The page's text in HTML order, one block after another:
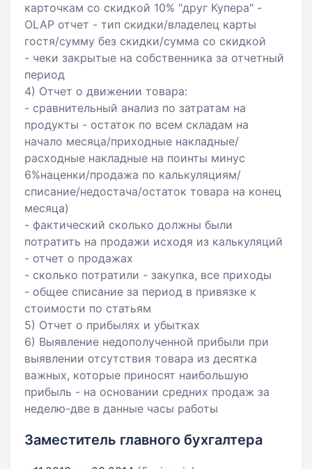
карточкам со скидкой 10% "друг Купера" -
OLAP отчет - тип скидки/владелец карты
гостя/сумму без скидки/сумма со скидкой
- чеки закрытые на собственника за отчетный
период
4) Отчет о движении товара:
- сравнительный анализ по затратам на
продукты - остаток по всем складам на
начало месяца/приходные накладные/
расходные накладные на поинты минус
6%наценки/продажа по калькуляциям/
списание/недостача/остаток товара на конец
месяца)
- фактический сколько должны были
потратить на продажи исходя из калькуляций
- отчет о продажах
- сколько потратили - закупка, все приходы
- общее списание за период в привязке к
стоимости по статьям
5) Отчет о прибылях и убытках
6) Выявление недополученной прибыли при
выявлении отсутствия товара из десятка
важных, которые приносят наибольшую
прибыль - на основании средних продаж за
неделю-две в данные часы работы
Заместитель главного бухгалтера